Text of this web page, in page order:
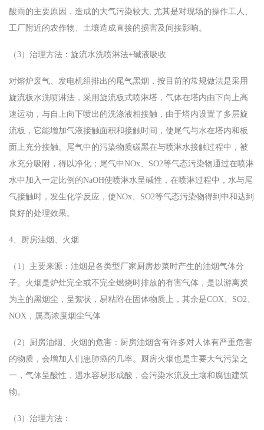
酸雨的主要原因，造成的大气污染较大, 尤其是对现场的操作工人、
工厂附近的农作物、土壤造成直接的损害及间接影响。
（3）治理方法：旋流水洗喷淋法+碱液吸收
对熔炉废气、发电机组排出的尾气黑烟，按目前的常规做法是采用
旋流板水洗喷淋法，采用旋流板式喷淋塔，气体在塔内由下向上高
速运动，与自上向下喷出的洗涤液相接触，由于塔内设置了多层旋
流板，它能增加气液接触面积和接触时间，使尾气与水在塔内和板
面上充分接触。尾气中的污染物质碳黑在与喷淋水接触过程中，被
水充分吸附，得以净化；尾气中NOx、SO2等气态污染物通过在喷淋
水中加入一定比例的NaOH使喷淋水呈碱性，在喷淋过程中，水与尾
气接触时，发生化学反应，使NOx、SO2等气态污染物得到中和达到
良好的处理效果。
4、厨房油烟、火烟
（1）主要来源：油烟是各类型厂家厨房炒菜时产生的油烟气体分
子。火烟是炉灶完全或不完全燃烧时排放的有害气体，是以游离炭
为主的黑烟尘，呈絮状，易粘附在固体物质上，其余是COX、SO2、
NOX，属高浓度烟尘气体
（2）厨房油烟、火烟的危害：厨房油烟含有许多对人体有严重危害
的物质，会增加人们患肺癌的几率。厨房火烟也是主要大气污染之
一，气体呈酸性，遇水容易形成酸，会污染水流及土壤和腐蚀建筑
物。
（3）治理方法：